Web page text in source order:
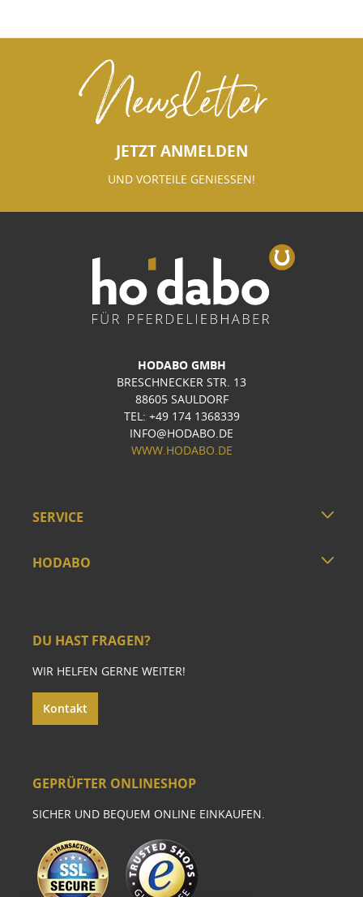
Newsletter
JETZT ANMELDEN
UND VORTEILE GENIESSEN!
HODABO GMBH
BRESCHNECKER STR. 13
88605 SAULDORF
TEL: +49 174 1368339
INFO@HODABO.DE
WWW.HODABO.DE
SERVICE
HODABO
DU HAST FRAGEN?
WIR HELFEN GERNE WEITER!
Kontakt
GEPRÜFTER ONLINESHOP
SICHER UND BEQUEM ONLINE EINKAUFEN.